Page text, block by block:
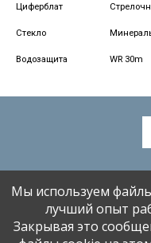
Циферблат
Стекло
Водозащита WR 30m
Мы используем
лучший опыт
Закрывая это